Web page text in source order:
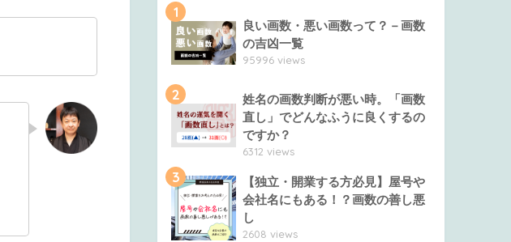
1
良い画数・悪い画数って？－画数
の吉凶一覧
95996 views
2
姓名の画数判断が悪い時。「画数
直し」でどんなふうに良くするの
ですか？
6312 views
3
【独立・開業する方必見】屋号や
会社名にもある！？画数の善し悪
し
2608 views